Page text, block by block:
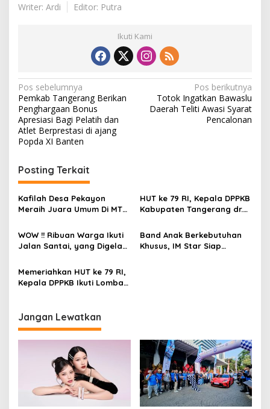
Writer: Ardi
Editor: Putra
Ikuti Kami
N
a
v
i
a
s
i
o
Pos sebelumnya
Pemkab Tangerang Berikan
Penghargaan Bonus
Apresiasi Bagi Pelatih dan
Atlet Berprestasi di ajang
Popda XI Banten
Pos berikutnya
Totok Ingatkan Bawaslu
Daerah Teliti Awasi Syarat
Pencalonan
Posting Terkait
Kafilah Desa Pekayon
Meraih Juara Umum Di MTQ
Sukadiri
HUT ke 79 RI, Kepala DPPKB
Kabupaten Tangerang dr.
‘Merdeka Stunting ‘
WOW !! Ribuan Warga Ikuti
Jalan Santai, yang Digelar
Kondang
Band Anak Berkebutuhan
Khusus, IM Star Siap
Memeriahkan HUT ke 79 RI,
Kepala DPPKB Ikuti Lomba
Jangan Lewatkan